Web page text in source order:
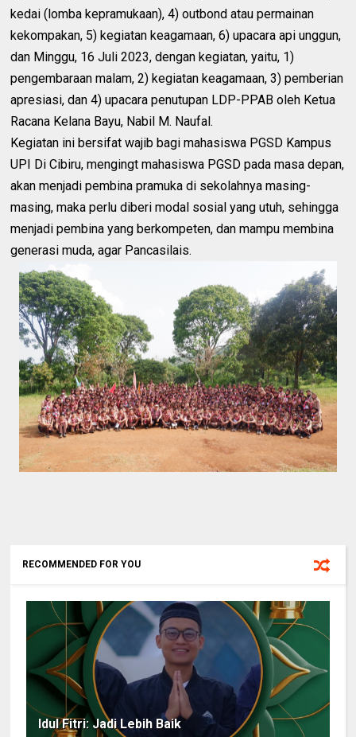
kedai (lomba kepramukaan), 4) outbond atau permainan
kekompakan, 5) kegiatan keagamaan, 6) upacara api unggun,
dan Minggu, 16 Juli 2023, dengan kegiatan, yaitu, 1)
pengembaraan malam, 2) kegiatan keagamaan, 3) pemberian
apresiasi, dan 4) upacara penutupan LDP-PPAB oleh Ketua
Racana Kelana Bayu, Nabil M. Naufal.
Kegiatan ini bersifat wajib bagi mahasiswa PGSD Kampus
UPI Di Cibiru, mengingt mahasiswa PGSD pada masa depan,
akan menjadi pembina pramuka di sekolahnya masing-
masing, maka perlu diberi modal sosial yang utuh, sehingga
menjadi pembina yang berkompeten, dan mampu membina
generasi muda, agar Pancasilais.
RECOMMENDED FOR YOU
Idul Fitri: Jadi Lebih Baik